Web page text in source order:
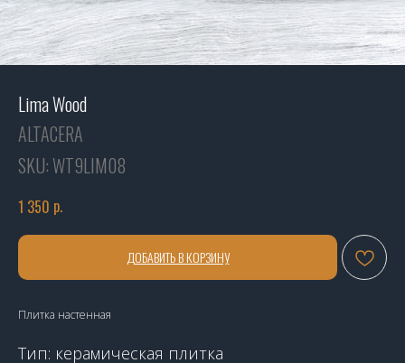
Lima Wood
ALTACERA
SKU: WT9LIM08
1 350 р.
ДОБАВИТЬ В КОРЗИНУ
Плитка настенная
Тип: керамическая плитка